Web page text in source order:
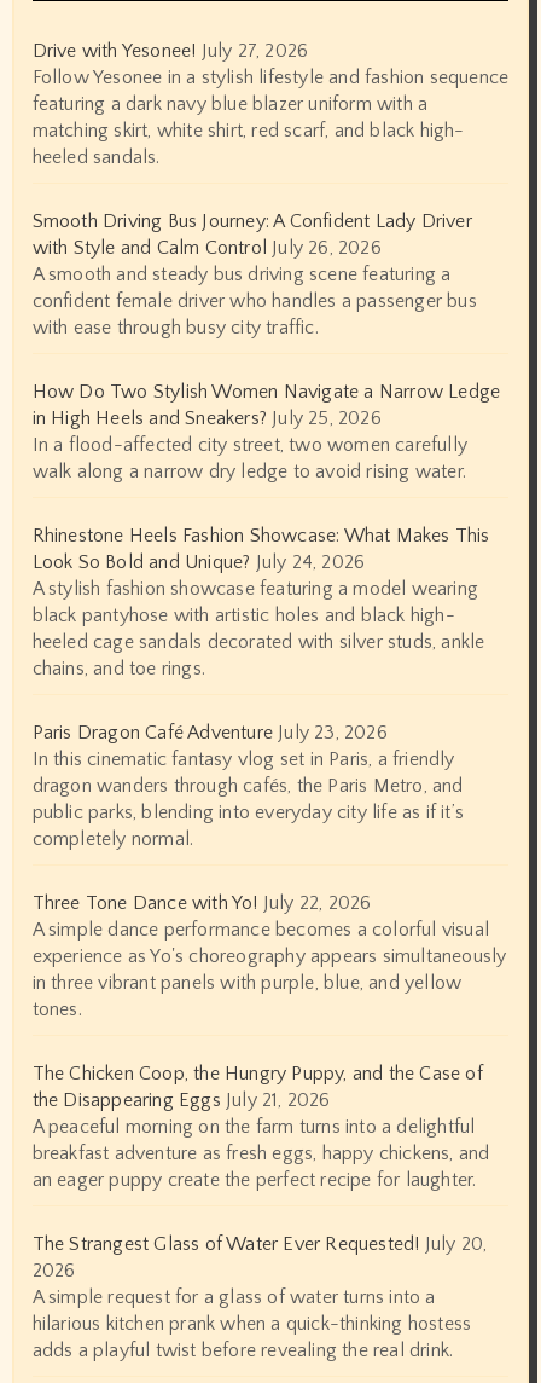
Drive with Yesonee!
July 27, 2026
Follow Yesonee in a stylish lifestyle and fashion sequence
featuring a dark navy blue blazer uniform with a
matching skirt, white shirt, red scarf, and black high-
heeled sandals.
Smooth Driving Bus Journey: A Confident Lady Driver
with Style and Calm Control
July 26, 2026
A smooth and steady bus driving scene featuring a
confident female driver who handles a passenger bus
with ease through busy city traffic.
How Do Two Stylish Women Navigate a Narrow Ledge
in High Heels and Sneakers? July 25, 2026
In a flood-affected city street, two women carefully
walk along a narrow dry ledge to avoid rising water.
Rhinestone Heels Fashion Showcase: What Makes This
Look So Bold and Unique?
July 24, 2026
A stylish fashion showcase featuring a model wearing
black pantyhose with artistic holes and black high-
heeled cage sandals decorated with silver studs, ankle
chains, and toe rings.
Paris Dragon Café Adventure July 23, 2026
In this cinematic fantasy vlog set in Paris, a friendly
dragon wanders through cafés, the Paris Metro, and
public parks, blending into everyday city life as if it’s
completely normal.
Three Tone Dance with Yo!
July 22, 2026
A simple dance performance becomes a colorful visual
experience as Yo's choreography appears simultaneously
in three vibrant panels with purple, blue, and yellow
tones.
The Chicken Coop, the Hungry Puppy, and the Case of
the Disappearing Eggs July 21, 2026
A peaceful morning on the farm turns into a delightful
breakfast adventure as fresh eggs, happy chickens, and
an eager puppy create the perfect recipe for laughter.
The Strangest Glass of Water Ever Requested!
July 20,
2026
A simple request for a glass of water turns into a
hilarious kitchen prank when a quick-thinking hostess
adds a playful twist before revealing the real drink.